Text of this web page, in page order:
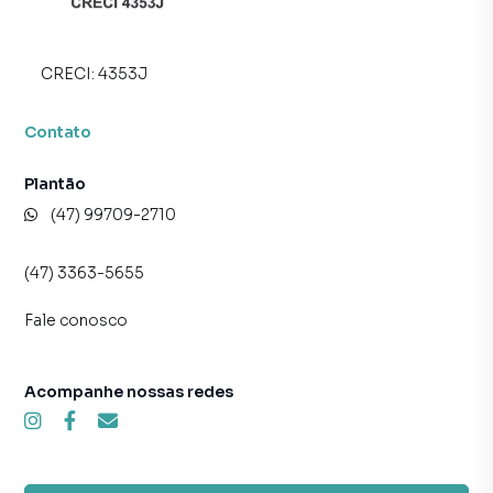
CRECI: 4353J
Contato
Plantão
(47) 99709-2710
(47) 3363-5655
Fale conosco
Acompanhe nossas redes